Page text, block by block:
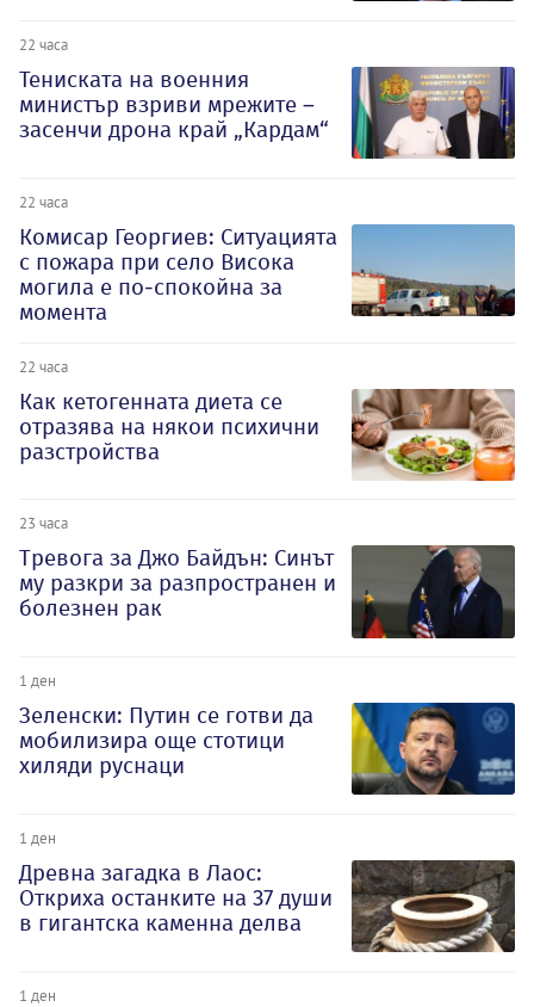
22 часа
Тениската на военния
министър взриви мрежите –
засенчи дрона край „Кардам“
22 часа
Комисар Георгиев: Ситуацията
с пожара при село Висока
могила е по-спокойна за
момента
22 часа
Как кетогенната диета се
отразява на някои психични
разстройства
23 часа
Тревога за Джо Байдън: Синът
му разкри за разпространен и
болезнен рак
1 ден
Зеленски: Путин се готви да
мобилизира още стотици
хиляди руснаци
1 ден
Древна загадка в Лаос:
Откриха останките на 37 души
в гигантска каменна делва
1 ден